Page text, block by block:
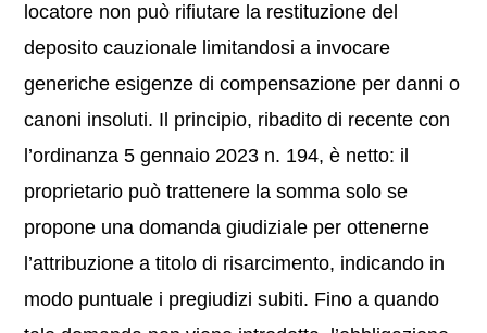
locatore non può rifiutare la restituzione del
deposito cauzionale limitandosi a invocare
generiche esigenze di compensazione per danni o
canoni insoluti. Il principio, ribadito di recente con
l’ordinanza 5 gennaio 2023 n. 194, è netto: il
proprietario può trattenere la somma solo se
propone una domanda giudiziale per ottenerne
l’attribuzione a titolo di risarcimento, indicando in
modo puntuale i pregiudizi subiti. Fino a quando